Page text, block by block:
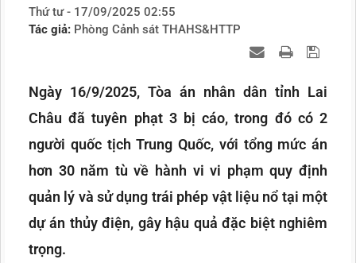
Thứ tư - 17/09/2025 02:55
Tác giả: Phòng Cảnh sát THAHS&HTTP
Ngày 16/9/2025, Tòa án nhân dân tỉnh Lai
Châu đã tuyên phạt 3 bị cáo, trong đó có 2
người quốc tịch Trung Quốc, với tổng mức án
hơn 30 năm tù về hành vi vi phạm quy định
quản lý và sử dụng trái phép vật liệu nổ tại một
dự án thủy điện, gây hậu quả đặc biệt nghiêm
trọng.